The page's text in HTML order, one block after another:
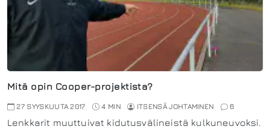
Mitä opin Cooper-projektista?
27 SYYSKUUTA 2017 4 MIN ITSENSÄ JOHTAMINEN 6
Lenkkarit muuttuivat kidutusvälineistä kulkuneuvoksi.